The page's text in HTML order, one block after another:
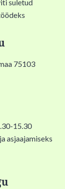
suletud
75103
15.30
asjaajamiseks